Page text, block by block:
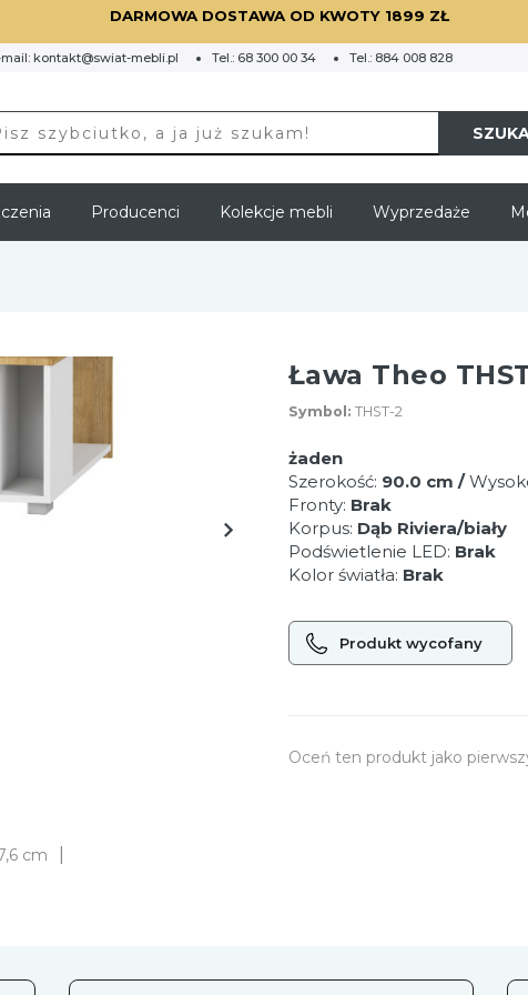
DARMOWA DOSTAWA OD KWOTY 1899 ZŁ
kontakt@swiat-mebli.pl Tel.: 68 300 00 34 Tel.: 884 008 828
Producenci Kolekcje mebli Wyprzedaże
cm |
Ława Theo
Symbol: THST-2
żaden
Szerokość: 90.0 cm /
Fronty: Brak
Korpus: Dąb Riviera/biały
Podświetlenie LED: Brak
Kolor światła: Brak
Produkt wycofany
Oceń ten produkt jako